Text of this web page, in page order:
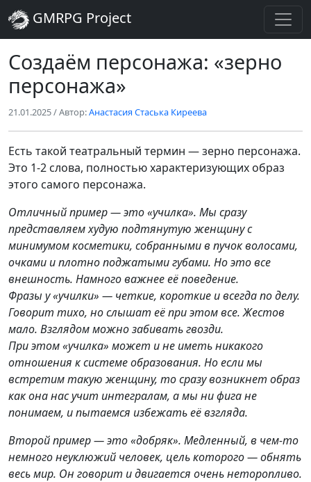
GMRPG Project
Создаём персонажа: «зерно
персонажа»
21.01.2025/ Автор:Анастасия Стаська Киреева
Есть такой театральный термин — зерно персонажа.
Это 1-2 слова, полностью характеризующих образ
этого самого персонажа.
Отличный пример — это «училка». Мы сразу
представляем худую подтянутую женщину с
минимумом косметики, собранными в пучок волосами,
очками и плотно поджатыми губами. Но это все
внешность. Намного важнее её поведение.
Фразы у «училки» — четкие, короткие и всегда по делу.
Говорит тихо, но слышат её при этом все. Жестов
мало. Взглядом можно забивать гвозди.
При этом «училка» может и не иметь никакого
отношения к системе образования. Но если мы
встретим такую женщину, то сразу возникнет образ
как она нас учит интегралам, а мы ни фига не
понимаем, и пытаемся избежать её взгляда.
Второй пример — это «добряк». Медленный, в чем-то
немного неуклюжий человек, цель которого — обнять
весь мир. Он говорит и двигается очень неторопливо.